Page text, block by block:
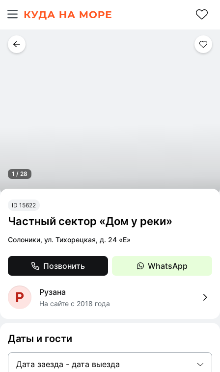
ID 15622
Частный сектор «Дом у реки»
Солоники, ул. Тихорецкая, д. 24 «Е»
Позвонить WhatsApp
Р Рузана
На сайте с 2018 года
1 / 28
Даты и гости
Дата заезда - дата выезда